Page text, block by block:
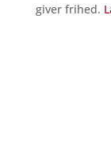
giver frihed.